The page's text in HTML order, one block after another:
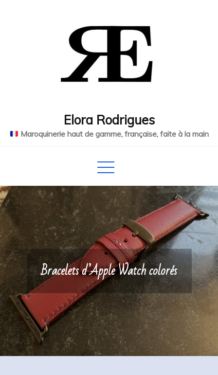
Elora Rodrigues
Maroquinerie haut de gamme, française, faite à la main
Bracelets d’Apple Watch colorés